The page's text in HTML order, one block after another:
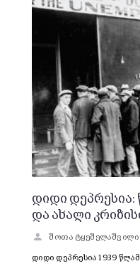
დიდი დეპრესია:
და ახალი
შოთა ტყეშელაშვილი
დიდი დეპრესია 1939